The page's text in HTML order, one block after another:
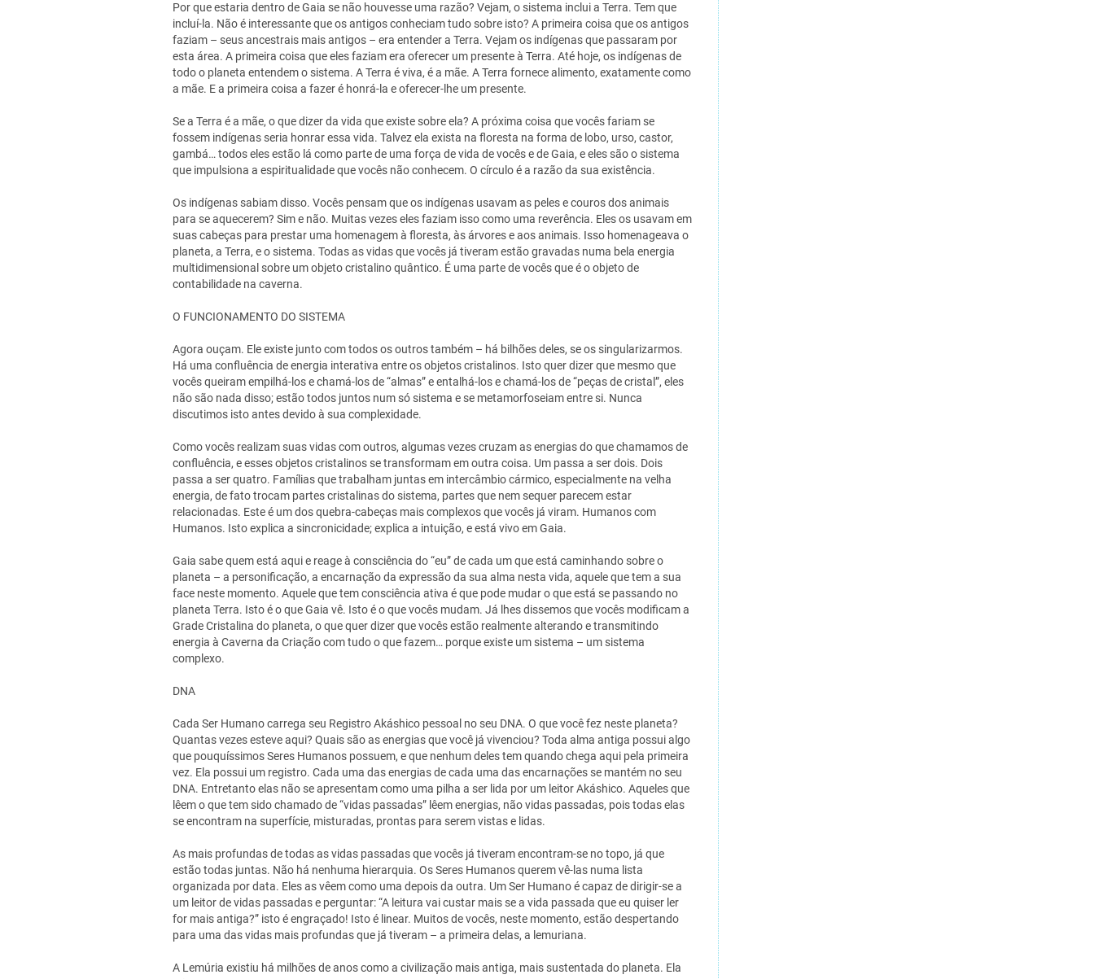
Por que estaria dentro de Gaia se não houvesse uma razão? Vejam, o sistema inclui a Terra. Tem que
incluí-la. Não é interessante que os antigos conheciam tudo sobre isto? A primeira coisa que os antigos
faziam – seus ancestrais mais antigos – era entender a Terra. Vejam os indígenas que passaram por
esta área. A primeira coisa que eles faziam era oferecer um presente à Terra. Até hoje, os indígenas de
todo o planeta entendem o sistema. A Terra é viva, é a mãe. A Terra fornece alimento, exatamente como
a mãe. E a primeira coisa a fazer é honrá-la e oferecer-lhe um presente.
Se a Terra é a mãe, o que dizer da vida que existe sobre ela? A próxima coisa que vocês fariam se
fossem indígenas seria honrar essa vida. Talvez ela exista na floresta na forma de lobo, urso, castor,
gambá… todos eles estão lá como parte de uma força de vida de vocês e de Gaia, e eles são o sistema
que impulsiona a espiritualidade que vocês não conhecem. O círculo é a razão da sua existência.
Os indígenas sabiam disso. Vocês pensam que os indígenas usavam as peles e couros dos animais
para se aquecerem? Sim e não. Muitas vezes eles faziam isso como uma reverência. Eles os usavam em
suas cabeças para prestar uma homenagem à floresta, às árvores e aos animais. Isso homenageava o
planeta, a Terra, e o sistema. Todas as vidas que vocês já tiveram estão gravadas numa bela energia
multidimensional sobre um objeto cristalino quântico. É uma parte de vocês que é o objeto de
contabilidade na caverna.
O FUNCIONAMENTO DO SISTEMA
Agora ouçam. Ele existe junto com todos os outros também – há bilhões deles, se os singularizarmos.
Há uma confluência de energia interativa entre os objetos cristalinos. Isto quer dizer que mesmo que
vocês queiram empilhá-los e chamá-los de “almas” e entalhá-los e chamá-los de “peças de cristal”, eles
não são nada disso; estão todos juntos num só sistema e se metamorfoseiam entre si. Nunca
discutimos isto antes devido à sua complexidade.
Como vocês realizam suas vidas com outros, algumas vezes cruzam as energias do que chamamos de
confluência, e esses objetos cristalinos se transformam em outra coisa. Um passa a ser dois. Dois
passa a ser quatro. Famílias que trabalham juntas em intercâmbio cármico, especialmente na velha
energia, de fato trocam partes cristalinas do sistema, partes que nem sequer parecem estar
relacionadas. Este é um dos quebra-cabeças mais complexos que vocês já viram. Humanos com
Humanos. Isto explica a sincronicidade; explica a intuição, e está vivo em Gaia.
Gaia sabe quem está aqui e reage à consciência do “eu” de cada um que está caminhando sobre o
planeta – a personificação, a encarnação da expressão da sua alma nesta vida, aquele que tem a sua
face neste momento. Aquele que tem consciência ativa é que pode mudar o que está se passando no
planeta Terra. Isto é o que Gaia vê. Isto é o que vocês mudam. Já lhes dissemos que vocês modificam a
Grade Cristalina do planeta, o que quer dizer que vocês estão realmente alterando e transmitindo
energia à Caverna da Criação com tudo o que fazem… porque existe um sistema – um sistema
complexo.
DNA
Cada Ser Humano carrega seu Registro Akáshico pessoal no seu DNA. O que você fez neste planeta?
Quantas vezes esteve aqui? Quais são as energias que você já vivenciou? Toda alma antiga possui algo
que pouquíssimos Seres Humanos possuem, e que nenhum deles tem quando chega aqui pela primeira
vez. Ela possui um registro. Cada uma das energias de cada uma das encarnações se mantém no seu
DNA. Entretanto elas não se apresentam como uma pilha a ser lida por um leitor Akáshico. Aqueles que
lêem o que tem sido chamado de “vidas passadas” lêem energias, não vidas passadas, pois todas elas
se encontram na superfície, misturadas, prontas para serem vistas e lidas.
As mais profundas de todas as vidas passadas que vocês já tiveram encontram-se no topo, já que
estão todas juntas. Não há nenhuma hierarquia. Os Seres Humanos querem vê-las numa lista
organizada por data. Eles as vêem como uma depois da outra. Um Ser Humano é capaz de dirigir-se a
um leitor de vidas passadas e perguntar: “A leitura vai custar mais se a vida passada que eu quiser ler
for mais antiga?” isto é engraçado! Isto é linear. Muitos de vocês, neste momento, estão despertando
para uma das vidas mais profundas que já tiveram – a primeira delas, a lemuriana.
A Lemúria existiu há milhões de anos como a civilização mais antiga, mais sustentada do planeta. Ela